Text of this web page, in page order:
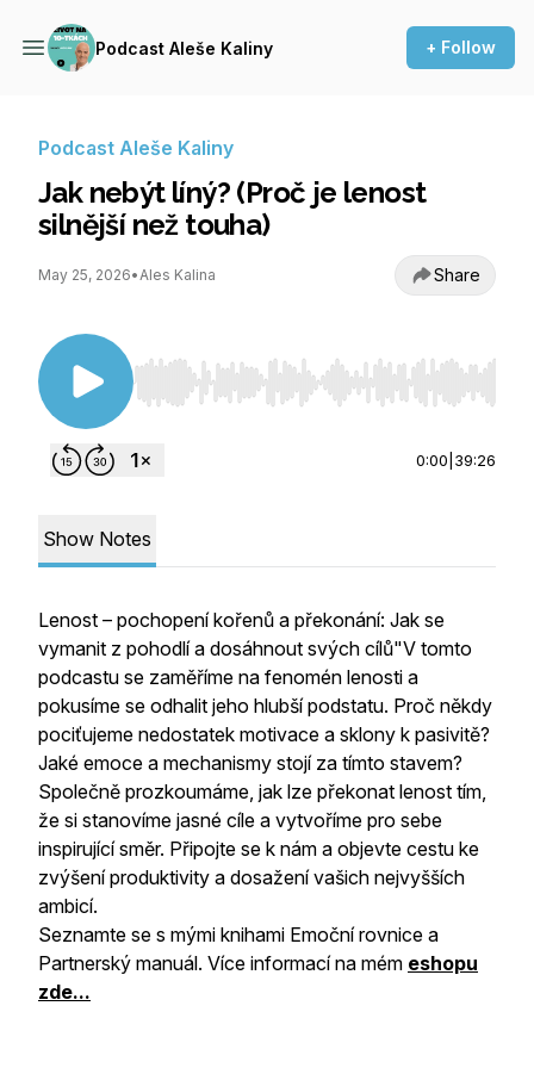
Podcast Aleše Kaliny + Follow
Podcast Aleše Kaliny
Jak nebýt líný? (Proč je lenost
silnější než touha)
May 25, 2026•Ales Kalina Share
Use Left/Right to seek, Home/End to jump to
0:00 39:26
Show Notes
Lenost – pochopení kořenů a překonání: Jak se
vymanit z pohodlí a dosáhnout svých cílů"V tomto
podcastu se zaměříme na fenomén lenosti a
pokusíme se odhalit jeho hlubší podstatu. Proč někdy
pociťujeme nedostatek motivace a sklony k pasivitě?
Jaké emoce a mechanismy stojí za tímto stavem?
Společně prozkoumáme, jak lze překonat lenost tím,
že si stanovíme jasné cíle a vytvoříme pro sebe
inspirující směr. Připojte se k nám a objevte cestu ke
zvýšení produktivity a dosažení vašich nejvyšších
ambicí.
Seznamte se s mými knihami Emoční rovnice a
Partnerský manuál. Více informací na mém eshopu
zde...